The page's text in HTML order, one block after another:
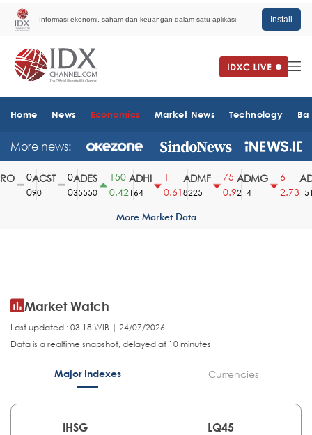
Informasi ekonomi, saham dan keuangan dalam satu aplikasi. Install
Home News Economics Market News Technology
More news:
ACST
90
ADES
35550
150
0.42
ADHI
164
0.61
ADMF
8225
75
0.9
ADMG
214
2.731510
More Market Data
Market Watch
Last updated : 03.18 WIB | 24/07/2026
Data is a realtime snapshot, delayed at 10 minutes
Major Indexes Currencies
IHSG
LQ45